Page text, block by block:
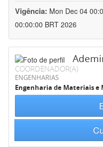
Vigência: Mon Dec 04
00:00:00 BRT 2026
COORDENADOR(A)
ENGENHARIAS
Engenharia de Materiais e